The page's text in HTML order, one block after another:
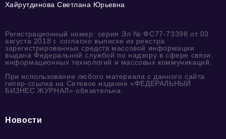
Хайрутдинова Светлана Юрьевна
Регистрационный номер: серия Эл № ФС77-73398 от 03
августа 2018 г. согласно выписке из реестра
зарегистрированных средств массовой информации
выдана Федеральной службой по надзору в сфере связи,
информационных технологий и массовых коммуникаций.
При использовании любого материала с данного сайта
гипер-ссылка на Сетевое издание «ФЕДЕРАЛЬНЫЙ
БИЗНЕС ЖУРНАЛ» обязательна.
Новости